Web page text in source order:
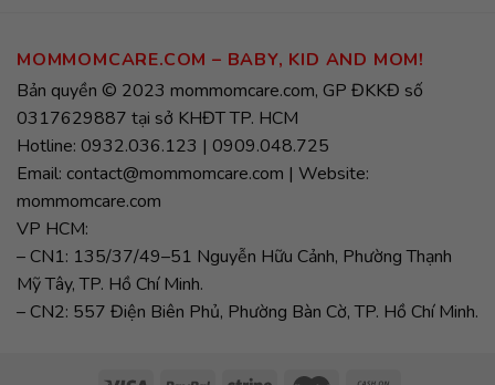
MOMMOMCARE.COM – BABY, KID AND MOM!
Bản quyền © 2023 mommomcare.com, GP ĐKKĐ số
0317629887 tại sở KHĐT TP. HCM
Hotline: 0932.036.123 | 0909.048.725
Email: contact@mommomcare.com | Website:
mommomcare.com
VP HCM:
– CN1: 135/37/49–51 Nguyễn Hữu Cảnh, Phường Thạnh
Mỹ Tây, TP. Hồ Chí Minh.
– CN2: 557 Điện Biên Phủ, Phường Bàn Cờ, TP. Hồ Chí Minh.